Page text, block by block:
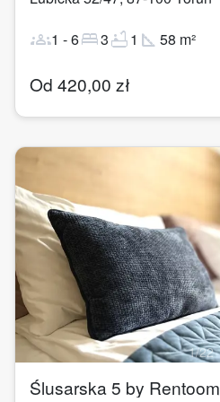
groups1 -6bed3bathtub1 square_foot 58 m²
Od 420,00 zł
1/22
Ślusarska 5 by Rentoom